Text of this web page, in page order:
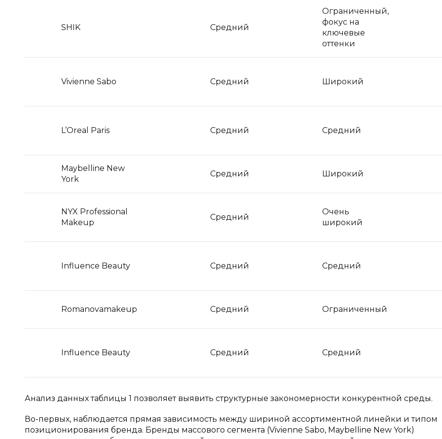
SHIK Средний
Ограниченный,
фокус на
ключевые
оттенки
Vivienne Sabo Средний Широкий
L’Oreal Paris Средний Средний
Maybelline New
York
Средний Широкий
NYX Professional
Makeup
Средний
Очень
широкий
Influence Beauty Средний Средний
Romanovamakeup Средний Ограниченный
Influence Beauty Средний Средний
Анализ данных таблицы 1 позволяет выявить структурные закономерности конкурентной среды.
Во-первых, наблюдается прямая зависимость между шириной ассортиментной линейки и типом
позиционирования бренда. Бренды массового сегмента (Vivienne Sabo, Maybelline New York)